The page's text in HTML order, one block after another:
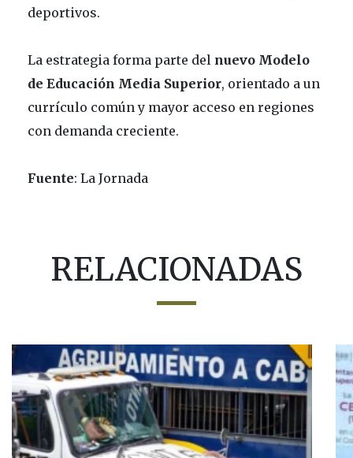
deportivos.
La estrategia forma parte del nuevo Modelo
de Educación Media Superior, orientado a un
currículo común y mayor acceso en regiones
con demanda creciente.
Fuente: La Jornada
RELACIONADAS